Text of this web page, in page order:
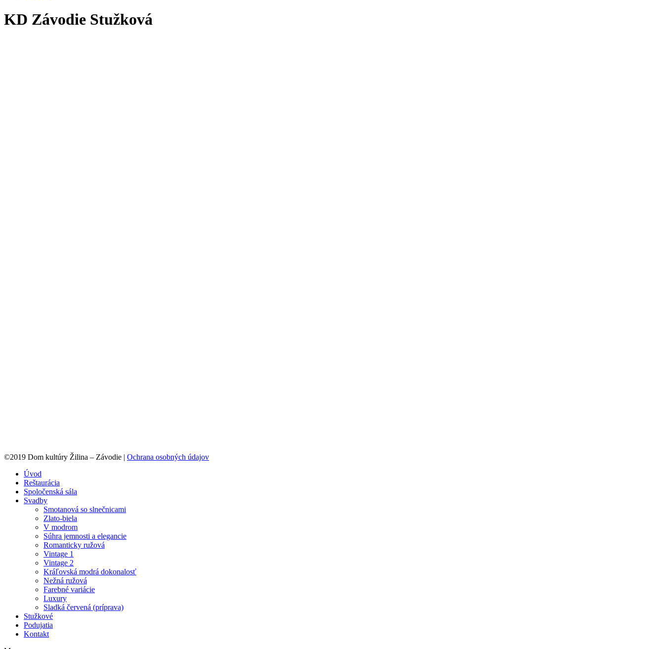
KD Závodie Stužková
©2019 Dom kultúry Žilina – Závodie | Ochrana osobných údajov
Úvod
Reštaurácia
Spoločenská sála
Svadby
Smotanová so slnečnicami
Zlato-biela
V modrom
Súhra jemnosti a elegancie
Romanticky ružová
Vintage 1
Vintage 2
Kráľovská modrá dokonalosť
Nežná ružová
Farebné variácie
Luxury
Sladká červená (príprava)
Stužkové
Podujatia
Kontakt